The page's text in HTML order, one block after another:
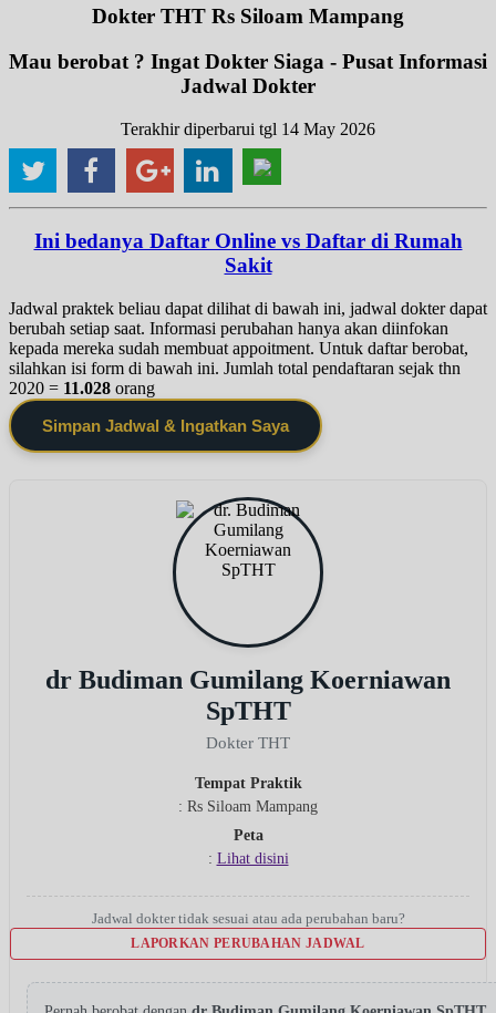
Dokter THT Rs Siloam Mampang
Mau berobat ? Ingat Dokter Siaga - Pusat Informasi
Jadwal Dokter
Terakhir diperbarui tgl 14 May 2026
Ini bedanya Daftar Online vs Daftar di Rumah
Sakit
Jadwal praktek beliau dapat dilihat di bawah ini, jadwal dokter dapat
berubah setiap saat. Informasi perubahan hanya akan diinfokan
kepada mereka sudah membuat appoitment. Untuk daftar berobat,
silahkan isi form di bawah ini. Jumlah total pendaftaran sejak thn
2020 = 11.028 orang
Simpan Jadwal & Ingatkan Saya
dr Budiman Gumilang Koerniawan
SpTHT
Dokter THT
Tempat Praktik
: Rs Siloam Mampang
Peta
: Lihat disini
Jadwal dokter tidak sesuai atau ada perubahan baru?
LAPORKAN PERUBAHAN JADWAL